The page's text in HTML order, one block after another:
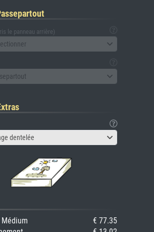
le panneau arrière)
dentelée
€ 77.35